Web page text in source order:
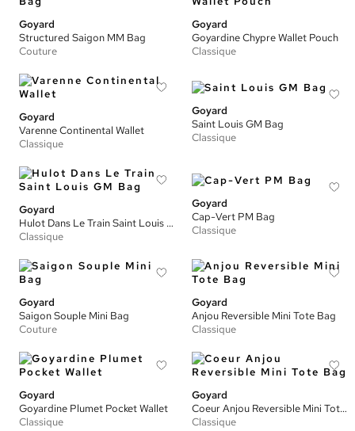
Goyard
Structured Saigon MM Bag
Couture
Goyard
Goyardine Chypre Wallet Pouch
Classique
Goyard
Varenne Continental Wallet
Classique
Goyard
Saint Louis GM Bag
Classique
Goyard
Hulot Dans Le Train Saint Louis GM Bag
Classique
Goyard
Cap-Vert PM Bag
Classique
Goyard
Saigon Souple Mini Bag
Couture
Goyard
Anjou Reversible Mini Tote Bag
Classique
Goyard
Goyardine Plumet Pocket Wallet
Classique
Goyard
Coeur Anjou Reversible Mini Tote Bag
Classique